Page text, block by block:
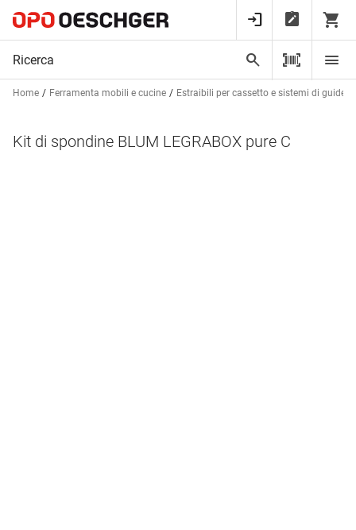
Home Ferramenta mobili e cucine Estraibili per cassetto e sistemi di guide
Kit di spondine BLUM LEGRABOX pure C